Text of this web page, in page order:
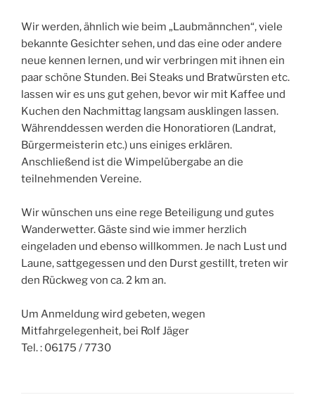
Wir werden, ähnlich wie beim „Laubmännchen“, viele
bekannte Gesichter sehen, und das eine oder andere
neue kennen lernen, und wir verbringen mit ihnen ein
paar schöne Stunden. Bei Steaks und Bratwürsten etc.
lassen wir es uns gut gehen, bevor wir mit Kaffee und
Kuchen den Nachmittag langsam ausklingen lassen.
Währenddessen werden die Honoratioren (Landrat,
Bürgermeisterin etc.) uns einiges erklären.
Anschließend ist die Wimpelübergabe an die
teilnehmenden Vereine.
Wir wünschen uns eine rege Beteiligung und gutes
Wanderwetter. Gäste sind wie immer herzlich
eingeladen und ebenso willkommen. Je nach Lust und
Laune, sattgegessen und den Durst gestillt, treten wir
den Rückweg von ca. 2 km an.
Um Anmeldung wird gebeten, wegen
Mitfahrgelegenheit, bei Rolf Jäger
Tel. : 06175 / 7730